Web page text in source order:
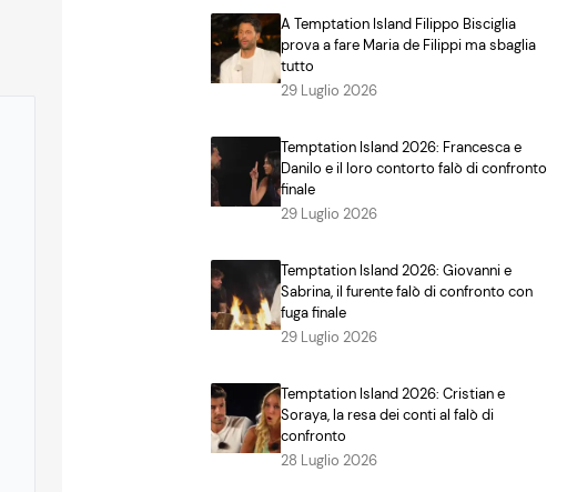
A Temptation Island Filippo Bisciglia
prova a fare Maria de Filippi ma sbaglia
tutto
29 Luglio 2026
Temptation Island 2026: Francesca e
Danilo e il loro contorto falò di confronto
finale
29 Luglio 2026
Temptation Island 2026: Giovanni e
Sabrina, il furente falò di confronto con
fuga finale
29 Luglio 2026
Temptation Island 2026: Cristian e
Soraya, la resa dei conti al falò di
confronto
28 Luglio 2026